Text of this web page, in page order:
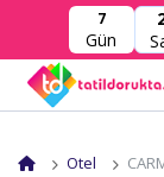
7
Gün
Otel